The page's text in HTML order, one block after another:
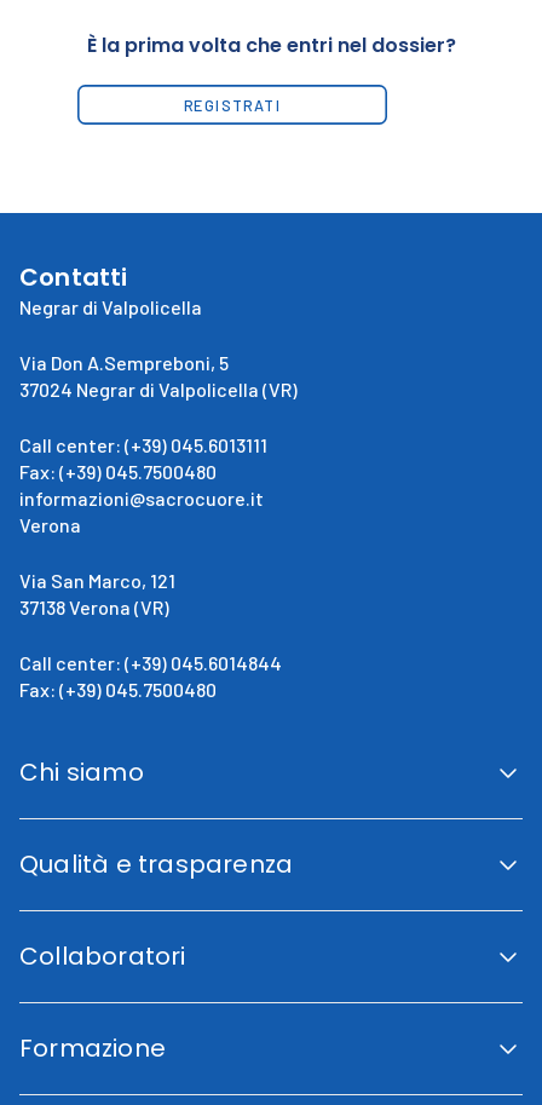
È la prima volta che entri nel dossier?
REGISTRATI
Contatti
Negrar di Valpolicella
Via Don A.Sempreboni, 5
37024 Negrar di Valpolicella (VR)
Call center: (+39) 045.6013111
Fax: (+39) 045.7500480
informazioni@sacrocuore.it
Verona
Via San Marco, 121
37138 Verona (VR)
Call center: (+39) 045.6014844
Fax: (+39) 045.7500480
Chi siamo
San Giovanni Calabria
La direzione
Qualità e trasparenza
Accreditamento Regionale
Indicatori di qualità
Codice etico
Carta dei Servizi
Collaboratori
Lavora con noi
Fornitori
Volontariato
Formazione